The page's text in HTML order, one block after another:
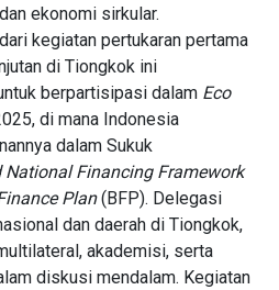
ekonomi sirkular.
kegiatan pertukaran pertama
di Tiongkok ini
berpartisipasi dalam Eco
di mana Indonesia
dalam Sukuk
National Financing Framework
Plan(BFP). Delegasi
dan daerah di Tiongkok,
akademisi, serta
diskusi mendalam. Kegiatan